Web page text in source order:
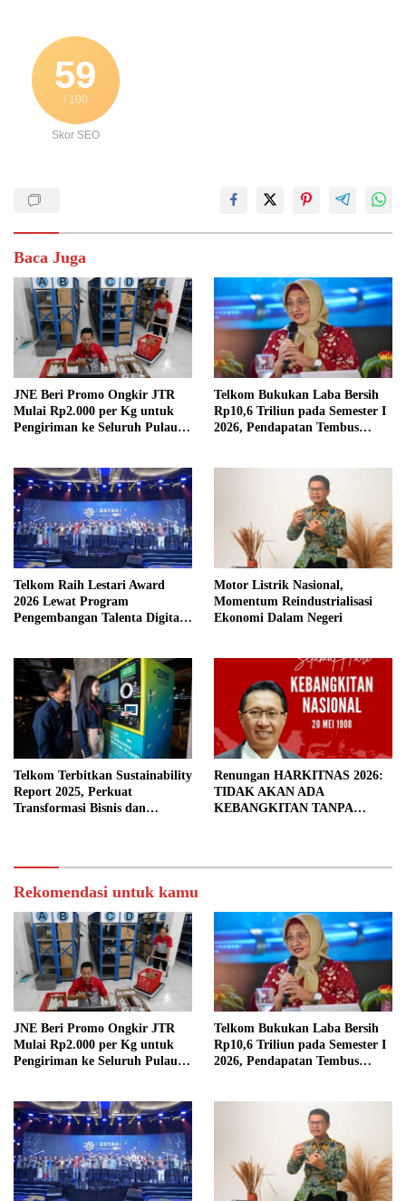
59
/ 100
Skor SEO
Baca Juga
JNE Beri Promo Ongkir JTR
Mulai Rp2.000 per Kg untuk
Pengiriman ke Seluruh Pulau
Telkom Bukukan Laba Bersih
Rp10,6 Triliun pada Semester I
2026, Pendapatan Tembus
Telkom Raih Lestari Award
2026 Lewat Program
Pengembangan Talenta Digital
Motor Listrik Nasional,
Momentum Reindustrialisasi
Ekonomi Dalam Negeri
Telkom Terbitkan Sustainability
Report 2025, Perkuat
Transformasi Bisnis dan
Renungan HARKITNAS 2026:
TIDAK AKAN ADA
KEBANGKITAN TANPA
Rekomendasi untuk kamu
JNE Beri Promo Ongkir JTR
Mulai Rp2.000 per Kg untuk
Pengiriman ke Seluruh Pulau
Telkom Bukukan Laba Bersih
Rp10,6 Triliun pada Semester I
2026, Pendapatan Tembus